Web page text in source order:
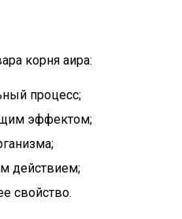
корня аира:
процесс;
эффектом;
действием;
свойство.